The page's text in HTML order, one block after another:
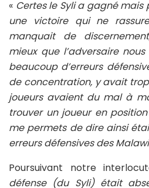
« Certes le Syli a gagné
une victoire qui ne
manquait de
mieux que l’adversaire
beaucoup d’erreurs
de concentration, y avait
joueurs avaient du mal à
trouver un joueur en
me permets de dire ainsi
erreurs défensives des
Poursuivant notre
défense (du Syli) était